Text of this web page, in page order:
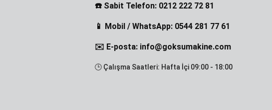
☎️ Sabit Telefon: 0212 222 72 81
📱 Mobil / WhatsApp: 0544 281 77 61
✉️ E-posta: info@goksumakine.com
🕒 Çalışma Saatleri: Hafta İçi 09:00 - 18:00